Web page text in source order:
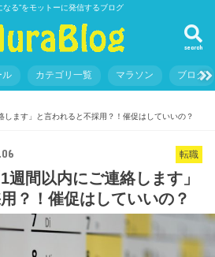
なる”をモットーに発信するブログ
search
ル カテゴリ一覧 マラソン ブログ
ます」と言われると不採用？！催促はしていいの？
転職
週間以内にご連絡します」
？！催促はしていいの？